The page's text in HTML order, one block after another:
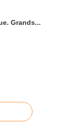
Grands...